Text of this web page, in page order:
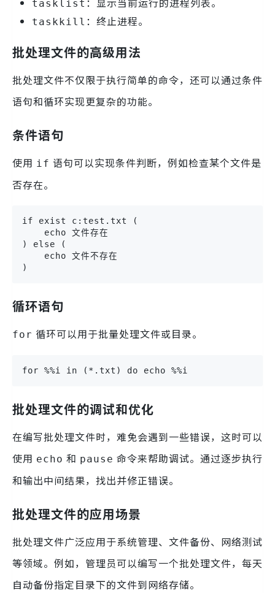
tasklist
taskkill ：终止进程。
批处理文件的高级用法
批处理文件不仅限于执行简单的命令，还可以通过条件
语句和循环实现更复杂的功能。
条件语句
使用 if 语句可以实现条件判断，例如检查某个文件是
否存在。
if exist c:test.txt (
    echo 文件存在
) else (
    echo 文件不存在
)
循环语句
for 循环可以用于批量处理文件或目录。
for %%i in (*.txt) do echo %%i
批处理文件的调试和优化
在编写批处理文件时，难免会遇到一些错误，这时可以
使用 echo 和 pause 命令来帮助调试。通过逐步执行
和输出中间结果，找出并修正错误。
批处理文件的应用场景
批处理文件广泛应用于系统管理、文件备份、网络测试
等领域。例如，管理员可以编写一个批处理文件，每天
自动备份指定目录下的文件到网络存储。